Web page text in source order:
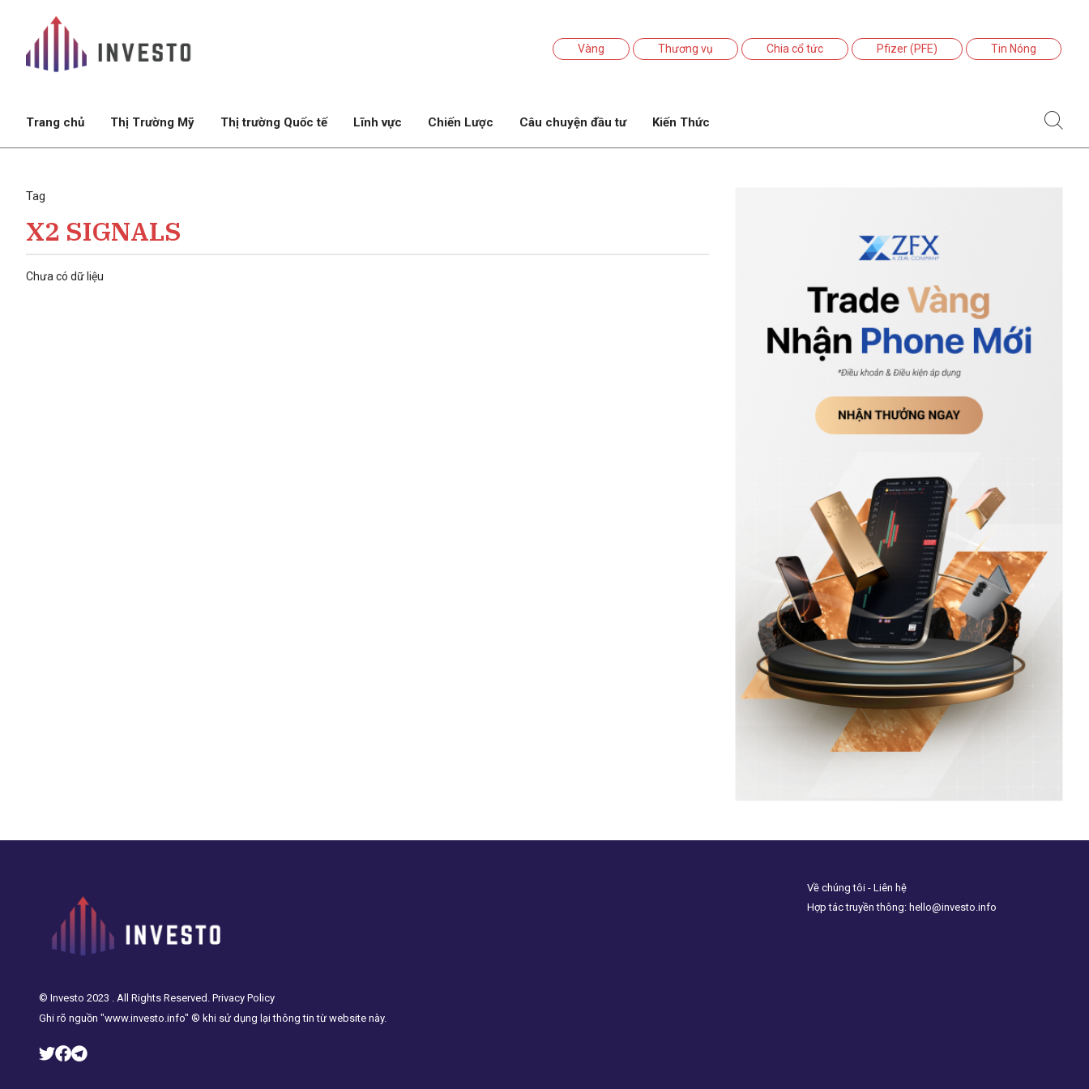
Vàng Thương vụ Chia cổ tức Pfizer (PFE) Tin Nóng
Trang chủ Thị Trường Mỹ Thị trường Quốc tế Lĩnh vực Chiến Lược Câu chuyện đầu tư Kiến Thức
Tag
X2 SIGNALS
Chưa có dữ liệu
© Investo 2023 . All Rights Reserved. Privacy Policy
Ghi rõ nguồn "www.investo.info" ® khi sử dụng lại thông tin từ website này.
Về chúng tôi - Liên hệ
Hợp tác truyền thông: hello@investo.info